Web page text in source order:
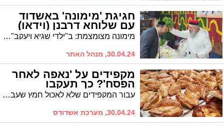
חגיגת 'מימונה' באשדוד
עם שלוחא דרבנן (וידאו)
מימונה מצומצמת: ב"ילדי שגיא ויעקב" חגגו את המימונה עם אורח הכבוד הרב חיים אמסילי שליחם של גדולי התורה חבר מועצת העיר שהבטיח לעמוד לימין המוסדות
30.04.24, מנהל האתר
מקפידים על 'נאפה לאחר
הפסח'? כך תעקבו
עבור המקפידים שלא לאכול חמץ שעבר עליו הפסח, הקוד שיוצב על מוצרי חמץ כשרים שיוצרו לאחר חג הפסח לשנה הנוכחית הוא 4121.
30.04.24, מערכת אשדודס